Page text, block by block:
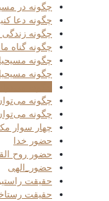
چگونه در
چگونه دعا
چگونه
چگونه گناه
چگونه
چگونه
چگونه
چگونه
چهار سوار
حضور خدا
حضور روح
حضور_الهی
حقیقت
حقیقت